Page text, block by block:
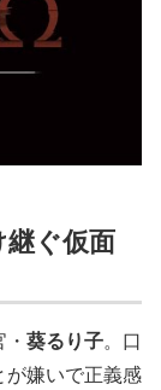
ぐ仮面
葵るり⼦。口
が嫌いで正義感